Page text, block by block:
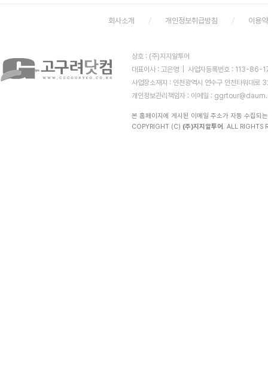
회사소개 개인정보취급방침 이용
상호 : (주)지지알투어
대표이사 : 고은영 | 사업자등록번호 : 113-
사업장소재지 : 인천광역시 연수구 인천타
개인정보관리책임자 : 이메일 :
본 홈페이지에 게시된 이메일 주소가 자동 수집되
COPYRIGHT (C) (주)지지알투어. ALL RIGHTS